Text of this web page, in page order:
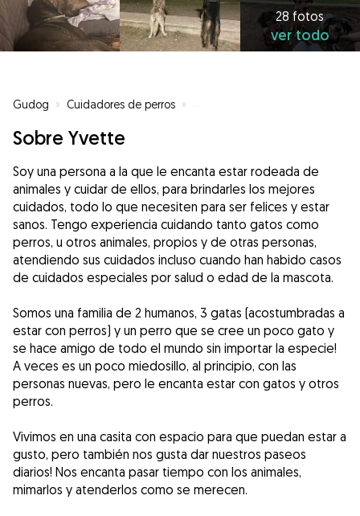
28 fotos
ver todo
Gudog » Cuidadores de perros » Cuidadores de perros en
Sobre Yvette
Soy una persona a la que le encanta estar rodeada de
animales y cuidar de ellos, para brindarles los mejores
cuidados, todo lo que necesiten para ser felices y estar
sanos. Tengo experiencia cuidando tanto gatos como
perros, u otros animales, propios y de otras personas,
atendiendo sus cuidados incluso cuando han habido casos
de cuidados especiales por salud o edad de la mascota.
Somos una familia de 2 humanos, 3 gatas (acostumbradas a
estar con perros) y un perro que se cree un poco gato y
se hace amigo de todo el mundo sin importar la especie!
A veces es un poco miedosillo, al principio, con las
personas nuevas, pero le encanta estar con gatos y otros
perros.
Vivimos en una casita con espacio para que puedan estar a
gusto, pero también nos gusta dar nuestros paseos
diarios! Nos encanta pasar tiempo con los animales,
mimarlos y atenderlos como se merecen.